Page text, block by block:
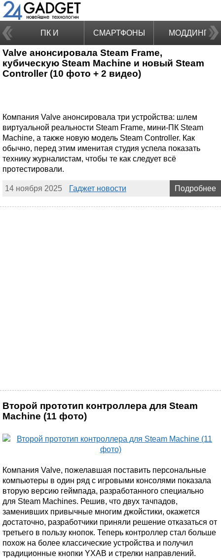
ПК И
НОУТБУКИ
СМАРТФОНЫ МОДДИНГ
Valve анонсировала Steam Frame,
кубическую Steam Machine и новый Steam
Controller (10 фото + 2 видео)
Компания Valve анонсировала три устройства: шлем
виртуальной реальности Steam Frame, мини-ПК Steam
Machine, а также новую модель Steam Controller. Как
обычно, перед этим именитая студия успела показать
технику журналистам, чтобы те как следует всё
протестировали.
14 ноября 2025 Гаджет новости Подробнее
Второй прототип контроллера для Steam
Machine (11 фото)
Компания Valve, пожелавшая поставить персональные
компьютеры в один ряд с игровыми консолями показала
вторую версию геймпада, разработанного специально
для Steam Machines. Решив, что двух тачпадов,
заменивших привычные многим джойстики, окажется
достаточно, разработчики приняли решение отказаться от
третьего в пользу кнопок. Теперь контроллер стал больше
похож на более классические устройства и получил
традиционные кнопки YXAB и стрелки направлений.